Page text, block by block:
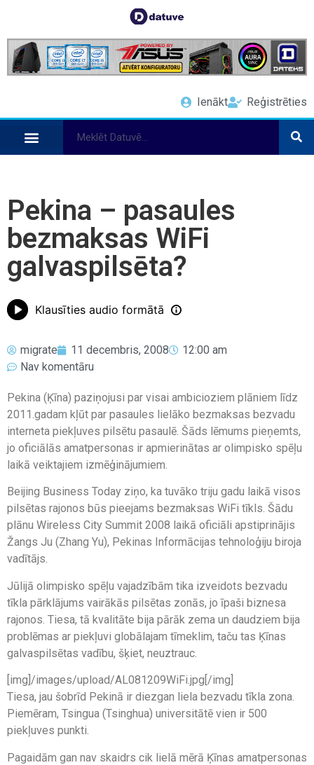
Ienākt Reģistrēties
Pekina – pasaules
bezmaksas WiFi
galvaspilsēta?
Klausīties audio formātā
migrate 11 decembris, 2008
12:00 am
Nav komentāru
Pekina (Ķīna) paziņojusi par visai ambicioziem plāniem līdz
2011.gadam kļūt par pasaules lielāko bezmaksas bezvadu
interneta piekļuves pilsētu pasaulē. Šāds lēmums pieņemts,
jo oficiālās amatpersonas ir apmierinātas ar olimpisko spēļu
laikā veiktajiem izmēģinājumiem.
Beijing Business Today ziņo, ka tuvāko triju gadu laikā visos
pilsētas rajonos būs pieejams bezmaksas WiFi tīkls. Šādu
plānu Wireless City Summit 2008 laikā oficiāli apstiprinājis
Žangs Ju (Zhang Yu), Pekinas Informācijas tehnoloģiju biroja
vadītājs.
Jūlijā olimpisko spēļu vajadzībām tika izveidots bezvadu
tīkla pārklājums vairākās pilsētas zonās, jo īpaši biznesa
rajonos. Tiesa, tā kvalitāte bija pārāk zema un daudziem bija
problēmas ar piekļuvi globālajam tīmeklim, taču tas Ķīnas
galvaspilsētas vadību, šķiet, neuztrauc.
[img]/images/upload/AL081209WiFi.jpg[/img]
Tiesa, jau šobrīd Pekinā ir diezgan liela bezvadu tīkla zona.
Piemēram, Tsingua (Tsinghua) universitātē vien ir 500
piekļuves punkti.
Pagaidām gan nav skaidrs cik lielā mērā Ķīnas amatpersonas